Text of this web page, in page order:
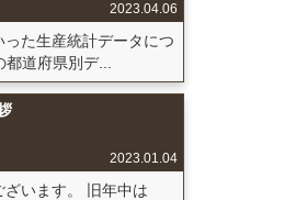
2023.04.06
た生産統計データにつ
道府県別デ...
2023.01.04
います。 旧年中は